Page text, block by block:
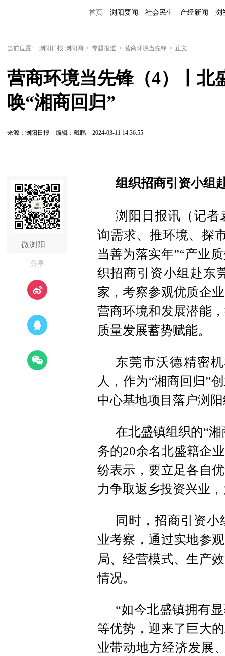
首页 浏阳要闻 社会民生 产经新闻 浏
当前位置: 浏阳日报-浏阳网 > 专题报道 > 营商环境当先锋 > 正文
营商环境当先锋（4）丨北
唤“湘商回归”
来源：浏阳日报 编辑：戴鹏 2024-03-11 14:36:55
微浏阳
—分享—
组织招商引资小组
浏阳日报讯（记者
询需求、推环境、探
当善为落实年”“产业
织招商引资小组赴东
家，考察参观优质企
营商环境和发展潜能
质量发展蓄势赋能。
东莞市沃德精密
人，作为“湘商回归”
中心基地项目落户浏
在北盛镇组织的“
务的20余名北盛籍企
纷表示，要立足各自
力争取返乡投资兴业
同时，招商引资
业考察，通过实地参
局、经营模式、生产
情况。
“如今北盛镇拥有
等优势，迎来了巨大
业带动地方经济发展